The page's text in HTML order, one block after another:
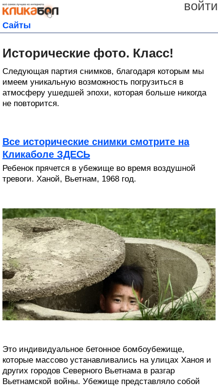
войти
Сайты
Исторические фото. Класс!
Следующая партия снимков, благодаря которым мы
имеем уникальную возможность погрузиться в
атмосферу ушедшей эпохи, которая больше никогда
не повторится.
Все исторические снимки смотрите на
Кликаболе ЗДЕСЬ
Ребенок прячется в убежище во время воздушной
тревоги. Ханой, Вьетнам, 1968 год.
Это индивидуальное бетонное бомбоубежище,
которые массово устанавливались на улицах Ханоя и
других городов Северного Вьетнама в разгар
Вьетнамской войны. Убежище представляло собой